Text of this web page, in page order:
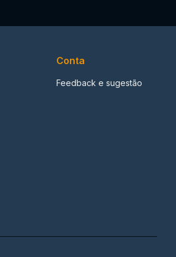
Conta
Feedback e sugestão